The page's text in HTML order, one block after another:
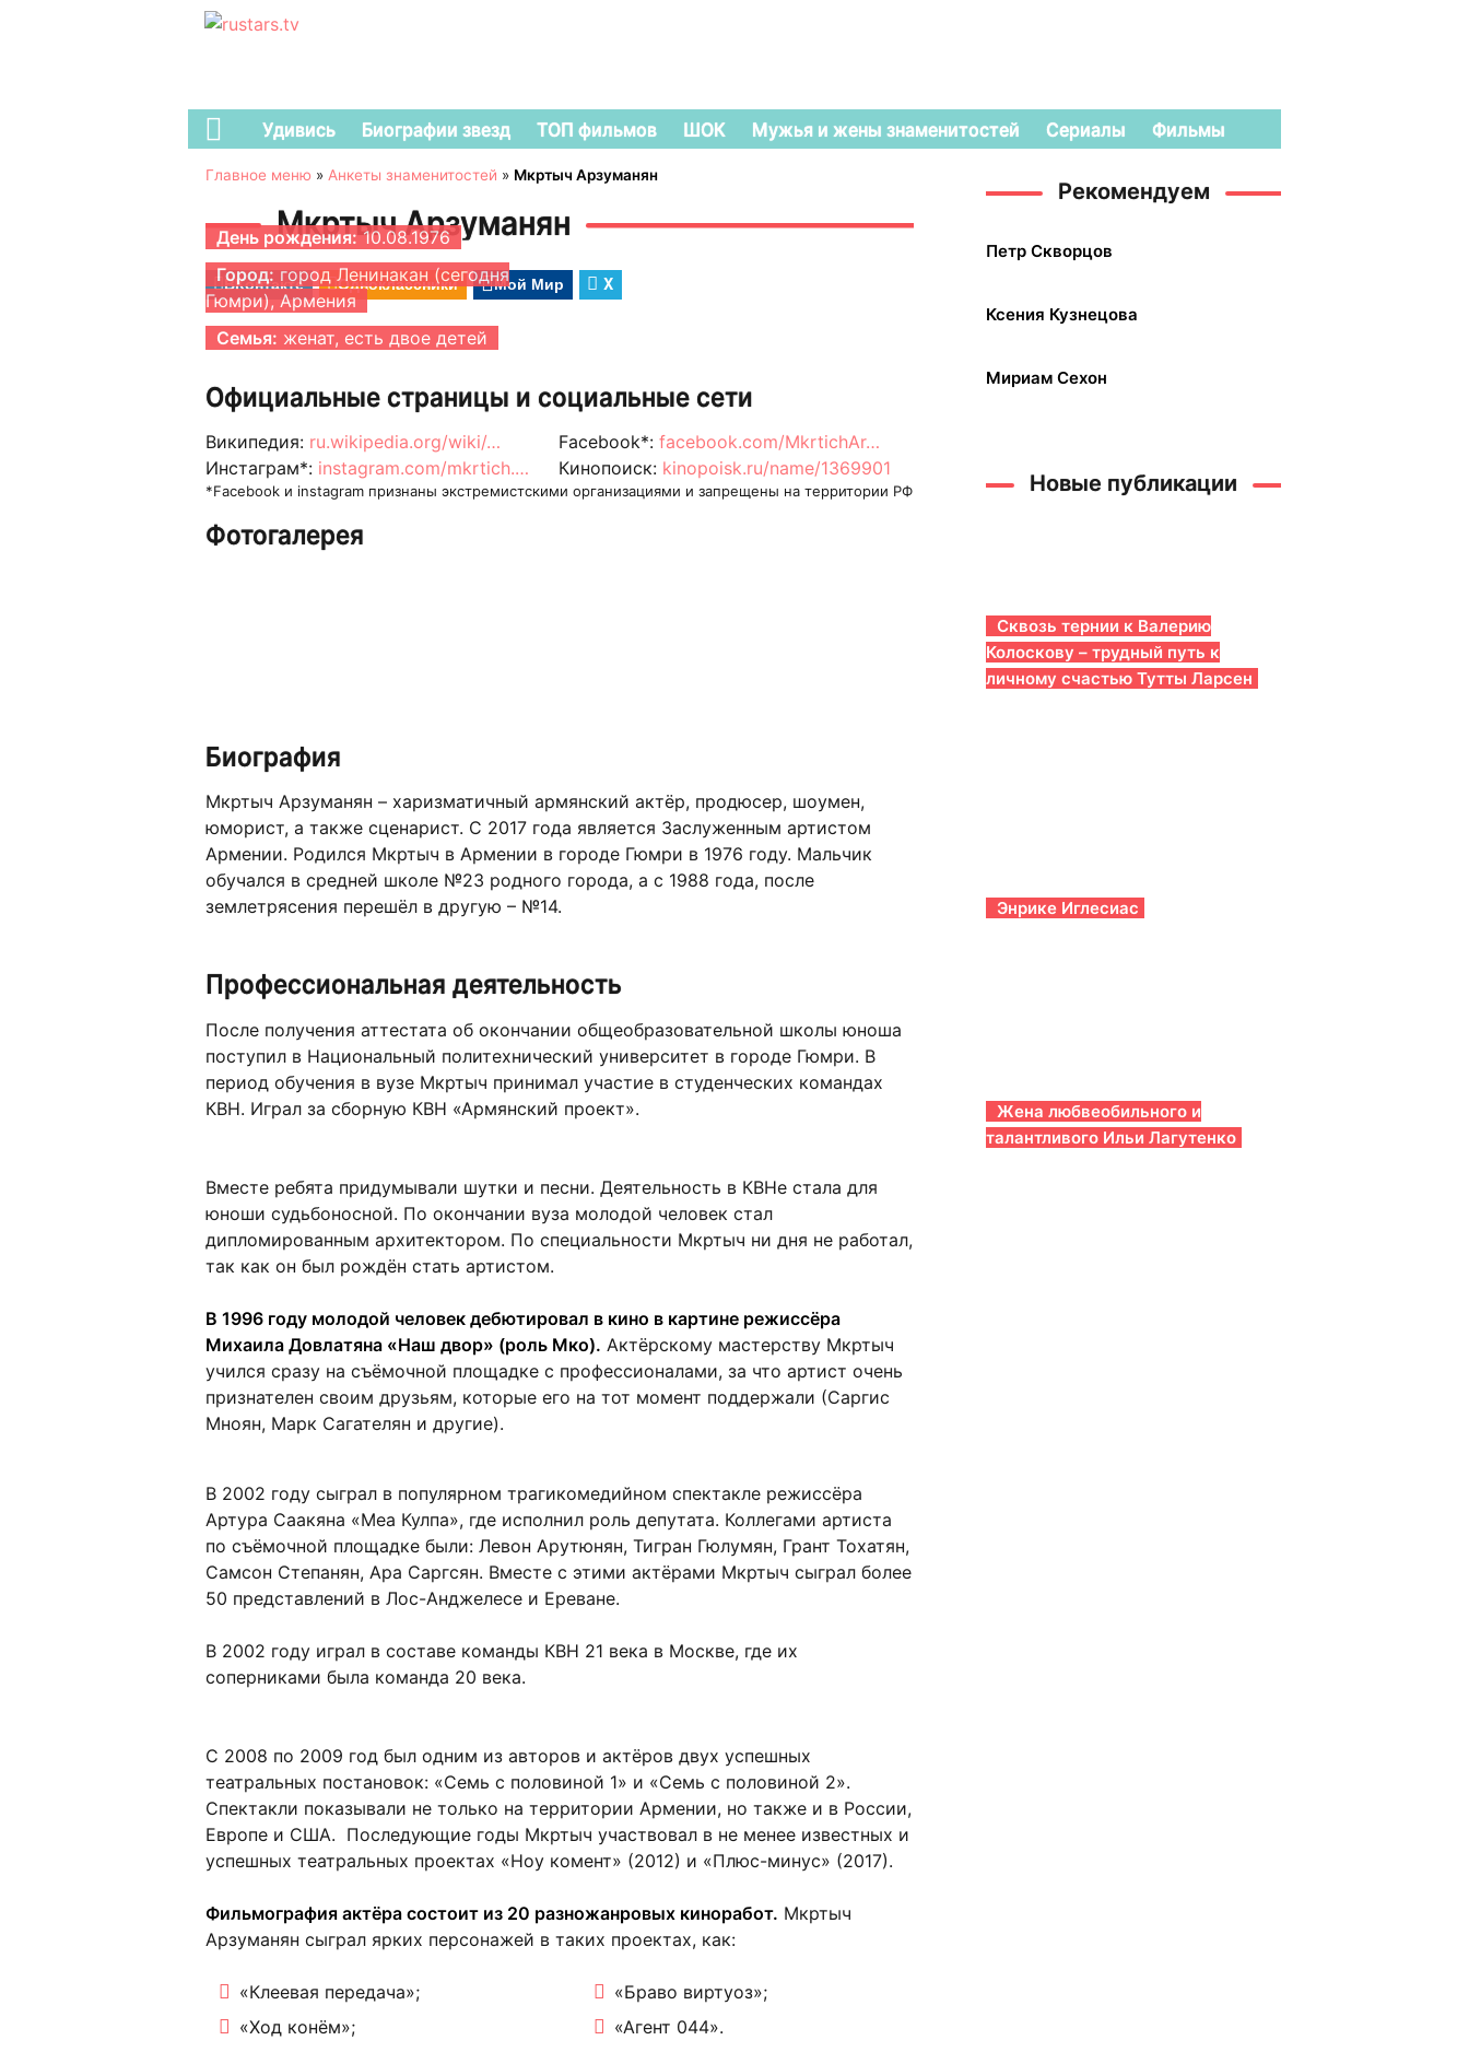
Удивись Биографии звезд ТОП фильмов ШОК Мужья и жены знаменитостей Сериалы Фильмы
Главное меню » Анкеты знаменитостей » Мкртыч Арзуманян
Мкртыч Арзуманян
ВКонтакте Одноклассники Мой Мир X
День рождения:10.08.1976
Город: город Ленинакан (сегодня
Гюмри), Армения
Семья: женат, есть двое детей
Официальные страницы и социальные сети
Википедия: ru.wikipedia.org/wiki/… Facebook*: facebook.com/MkrtichAr…
Инстаграм*: instagram.com/mkrtich.… Кинопоиск: kinopoisk.ru/name/1369901
*Facebook и instagram признаны экстремистскими организациями и запрещены на территории РФ
Фотогалерея
Биография
Мкртыч Арзуманян – харизматичный армянский актёр, продюсер, шоумен,
юморист, а также сценарист. С 2017 года является Заслуженным артистом
Армении. Родился Мкртыч в Армении в городе Гюмри в 1976 году. Мальчик
обучался в средней школе №23 родного города, а с 1988 года, после
землетрясения перешёл в другую – №14.
Профессиональная деятельность
После получения аттестата об окончании общеобразовательной школы юноша
поступил в Национальный политехнический университет в городе Гюмри. В
период обучения в вузе Мкртыч принимал участие в студенческих командах
КВН. Играл за сборную КВН «Армянский проект».
Вместе ребята придумывали шутки и песни. Деятельность в КВНе стала для
юноши судьбоносной. По окончании вуза молодой человек стал
дипломированным архитектором. По специальности Мкртыч ни дня не работал,
так как он был рождён стать артистом.
В 1996 году молодой человек дебютировал в кино в картине режиссёра
Михаила Довлатяна «Наш двор» (роль Мко). Актёрскому мастерству Мкртыч
учился сразу на съёмочной площадке с профессионалами, за что артист очень
признателен своим друзьям, которые его на тот момент поддержали (Саргис
Мноян, Марк Сагателян и другие).
В 2002 году сыграл в популярном трагикомедийном спектакле режиссёра
Артура Саакяна «Меа Кулпа», где исполнил роль депутата. Коллегами артиста
по съёмочной площадке были: Левон Арутюнян, Тигран Гюлумян, Грант Тохатян,
Самсон Степанян, Ара Саргсян. Вместе с этими актёрами Мкртыч сыграл более
50 представлений в Лос-Анджелесе и Ереване.
В 2002 году играл в составе команды КВН 21 века в Москве, где их
соперниками была команда 20 века.
С 2008 по 2009 год был одним из авторов и актёров двух успешных
театральных постановок: «Семь с половиной 1» и «Семь с половиной 2».
Спектакли показывали не только на территории Армении, но также и в России,
Европе и США. Последующие годы Мкртыч участвовал в не менее известных и
успешных театральных проектах «Ноу комент» (2012) и «Плюс-минус» (2017).
Фильмография актёра состоит из 20 разножанровых киноработ. Мкртыч
Арзуманян сыграл ярких персонажей в таких проектах, как:
«Клеевая передача»;
«Ход конём»;
«Браво виртуоз»;
«Агент 044».
Рекомендуем
Петр Скворцов
Ксения Кузнецова
Мириам Сехон
Новые публикации
Сквозь тернии к Валерию
Колоскову – трудный путь к
личному счастью Тутты Ларсен
Энрике Иглесиас
Жена любвеобильного и
талантливого Ильи Лагутенко